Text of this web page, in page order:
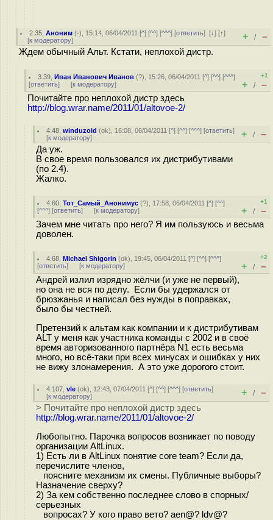
2.35 ,Аноним (-), 15:14, 06/04/2011 [^] [^^] [^^^] [ответить][↓] [↑]
[к модератору] + / –
Ждем обычный Альт. Кстати, неплохой дистр.
3.39 ,Иван Иванович Иванов (?), 15:26, 06/04/2011 [^] [^^] [^^^]
[ответить] [к модератору]
+1
+ / –
Почитайте про неплохой дистр здесь
http://blog.wrar.name/2011/01/altovoe-2/
4.48 ,winduzoid (ok), 16:08, 06/04/2011 [^] [^^] [^^^] [ответить]
[к модератору] + / –
Да уж.
В свое время пользовался их дистрибутивами
(по 2.4).
Жалко.
4.60 ,Тот_Самый_Анонимус (?), 17:58, 06/04/2011 [^] [^^]
[^^^] [ответить] [к модератору]
+1
+ / –
Зачем мне читать про него? Я им пользуюсь и весьма
доволен.
4.68 ,Michael Shigorin (ok), 19:45, 06/04/2011 [^] [^^] [^^^]
[ответить] [к модератору]
+2
+ / –
Андрей излил изрядно жёлчи (и уже не первый),
но она не вся по делу. Если бы удержался от
брюзжанья и написал без нужды в поправках,
было бы честней.
Претензий к альтам как компании и к дистрибутивам
ALT у меня как участника команды с 2002 и в своё
время авторизованного партнёра N1 есть весьма
много, но всё-таки при всех минусах и ошибках у них
не вижу злонамерения. А это уже дорогого стоит.
4.107 ,vle (ok), 12:43, 07/04/2011 [^] [^^] [^^^] [ответить]
[к модератору] + / –
> Почитайте про неплохой дистр здесь
http://blog.wrar.name/2011/01/altovoe-2/
Любопытно. Парочка вопросов возникает по поводу
организации AltLinux.
1) Есть ли в AltLinux понятие core team? Если да,
перечислите членов,
поясните механизм их смены. Публичные выборы?
Назначение сверху?
2) За кем собственно последнее слово в спорных/
серьезных
вопросах? У кого право вето? aen@? ldv@?